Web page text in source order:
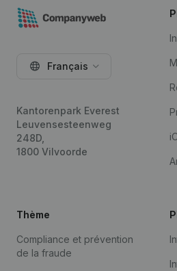
Français
Kantorenpark Everest
Leuvensesteenweg
248D,
1800 Vilvoorde
Thème
Compliance et prévention
de la fraude